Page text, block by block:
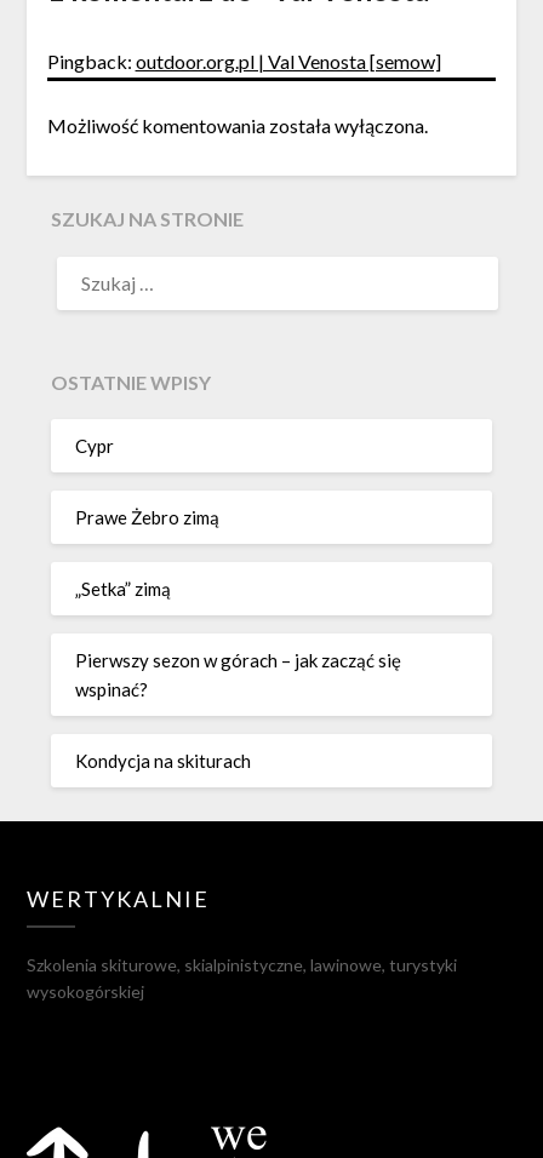
Pingback: outdoor.org.pl | Val Venosta [semow]
Możliwość komentowania została wyłączona.
SZUKAJ NA STRONIE
OSTATNIE WPISY
Cypr
Prawe Żebro zimą
„Setka” zimą
Pierwszy sezon w górach – jak zacząć się
wspinać?
Kondycja na skiturach
WERTYKALNIE
Szkolenia skiturowe, skialpinistyczne, lawinowe, turystyki
wysokogórskiej